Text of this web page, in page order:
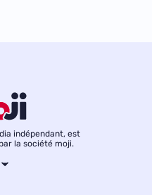
indépendant, est
la société moji.